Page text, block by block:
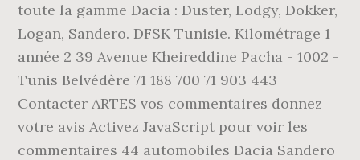
toute la gamme Dacia : Duster, Lodgy, Dokker,
Logan, Sandero. DFSK Tunisie. Kilométrage 1
année 2 39 Avenue Kheireddine Pacha - 1002 -
Tunis Belvédère 71 188 700 71 903 443
Contacter ARTES vos commentaires donnez
votre avis Activez JavaScript pour voir les
commentaires 44 automobiles Dacia Sandero